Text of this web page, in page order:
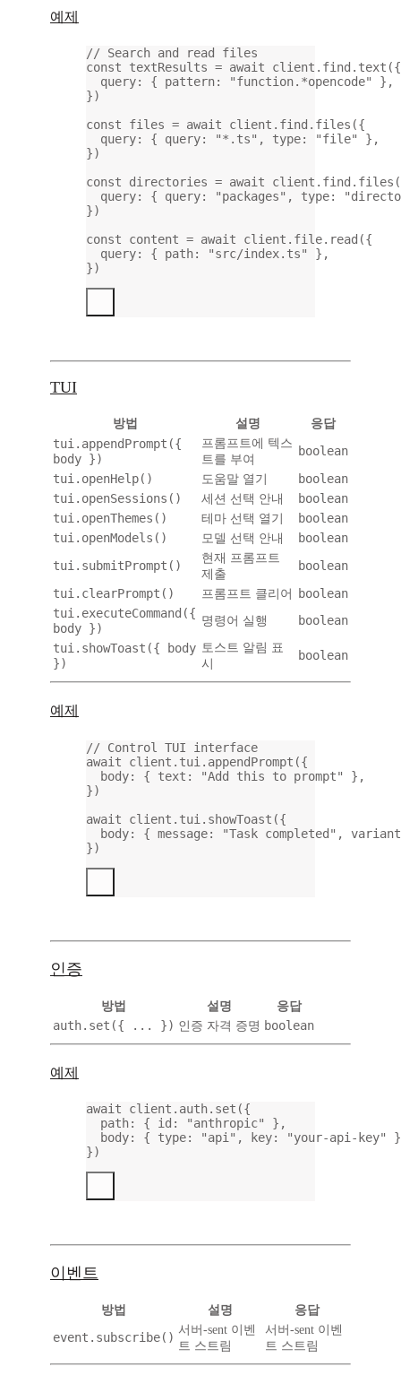
예제
// Search and read files
const
textResults = await client.find. text ({
query: { pattern:
"function.*opencode"
},
})
const
files = await client.find. files ({
query: { query:
"*.ts" , type: "file"
},
})
const
directories = await client.find. files
query: { query:
"packages" , type:
})
const
content = await client.file. read ({
query: { path:
"src/index.ts"
},
})
TUI
방법 설명 응답
tui.appendPrompt({
body })
프롬프트에 텍스
트를 부여
boolean
tui.openHelp()
도움말 열기
boolean
tui.openSessions()
세션 선택 안내
boolean
tui.openThemes()
테마 선택 열기
boolean
tui.openModels()
모델 선택 안내
boolean
tui.submitPrompt()
현재 프롬프트
제출
boolean
tui.clearPrompt()
프롬프트 클리어
boolean
tui.executeCommand({
body })
명령어 실행
boolean
tui.showToast({ body
})
토스트 알림 표
시
boolean
예제
// Control TUI interface
await client.tui. appendPrompt ({
body: { text:
"Add this to prompt"
},
})
await client.tui. showToast ({
body: { message:
"Task completed" ,
})
인증
방법 설명 응답
auth.set({ ... }) 인증 자격 증명 boolean
예제
await client.auth. set ({
path: { id:
"anthropic"
},
body: { type:
"api" , key: "your-api-key"
})
이벤트
방법 설명 응답
event.subscribe()
서버-sent 이벤
트 스트림
서버-sent 이벤
트 스트림